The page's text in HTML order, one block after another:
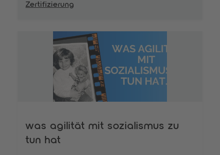
Zertifizierung
was agilität mit sozialismus zu
tun hat